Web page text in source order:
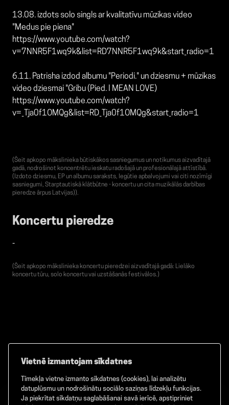
13.08. izdots solo singls ar kvalitatīvu mūzikas video
"Medus pie piena"
https://www.youtube.com/watch?
v=7NNR5F1wq9k&list=RD7NNR5F1wq9k&start_radio=1
6.11. Patrisha izdod albumu "Periodi." un dziesmu + mūzikas
video dziesmai "Gribu (Pied. I MEAN LOVE)
https://www.youtube.com/watch?
v=_Tja0f1OMQg&list=RD_Tja0f1OMQg&start_radio=1
(Šeit apkopo mākslinieka būtiskākos sasniegumus un notikumus aizvadītajā
gadā, nodrošinot koncentrētu ieskatu radošajā un profesionālajā attīstībā.
(Izdoto dziesmu, EP un albumu saraksts, Iegūtie apbalvojumi vai citi nozīmīgi
sasniegumi, Starptautiskā klātbūtne - koncertu un cita muzikālās darbības
pieredze ārpus Latvijas)).
Koncertu pieredze
-
(Šeit apkopo mākslinieka koncertu pieredzei aizvadītajā gadā: Lielāko
koncertu tūru, solo koncertu vai uzstāšanās festivālos.)
Facebook TikTok Instagram
Vietnē izmantojam sīkdatnes
Tīmekļa vietne izmanto sīkdatnes (cookies), lai analizētu
datuplūsmu un nodrošinātu sociālo saziņas līdzekļu funkcijas.
Ja piekrītat sīkdatņu saglabāšanai savā ierīcē, apstipriniet